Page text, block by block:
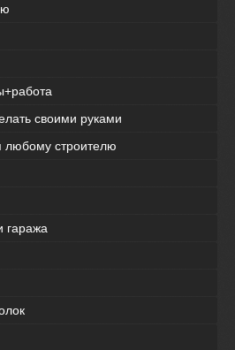
своими руками
строителю
гаража